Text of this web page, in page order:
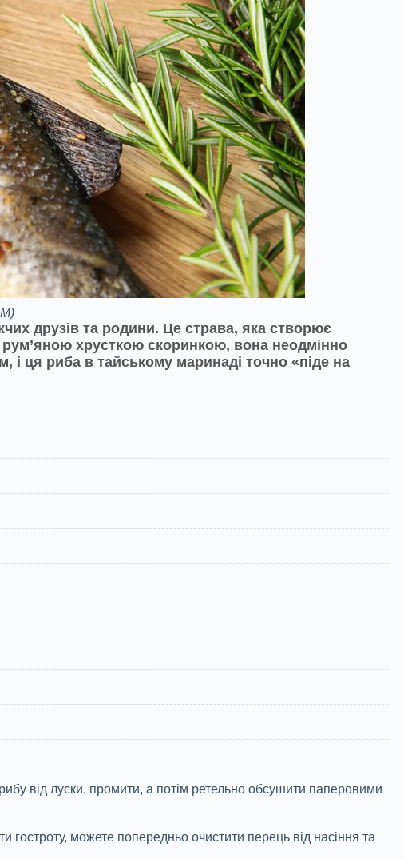
друзів та родини. Це страва, яка створює
хрусткою скоринкою, вона неодмінно
і ця риба в тайському маринаді точно «піде на
від луски, промити, а потім ретельно обсушити паперовими
можете попередньо очистити перець від насіння та